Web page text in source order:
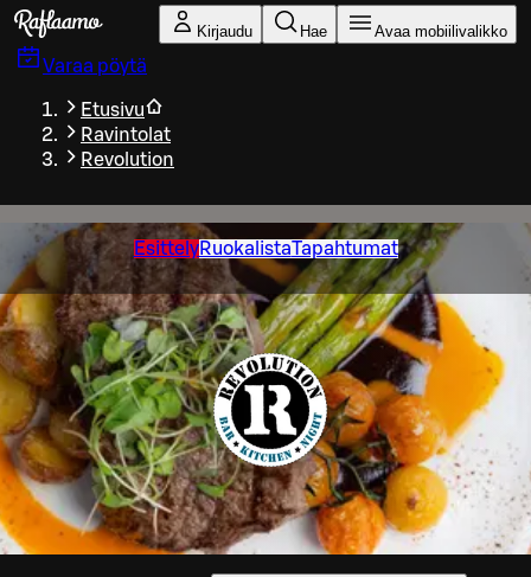
Siirry pääsisältöön
Kirjaudu Hae Avaa mobiilivalikko
Varaa pöytä
Etusivu
Ravintolat
Revolution
EsittelyRuokalistaTapahtumat